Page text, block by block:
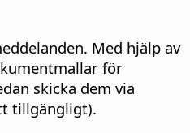
Med hjälp av
för
skicka dem via
tillgängligt).